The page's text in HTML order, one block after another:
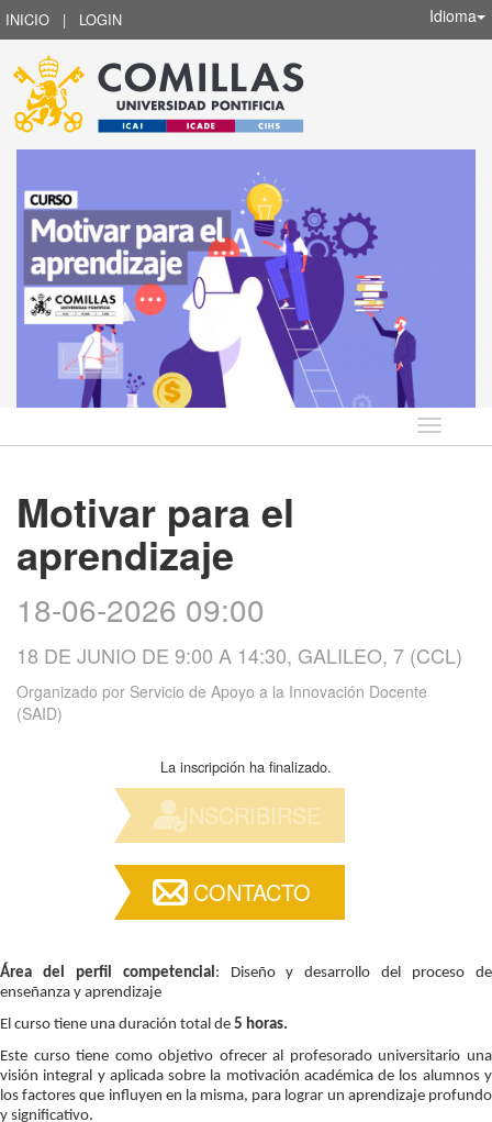
INICIO | LOGIN Idioma
Idioma
Motivar para el
aprendizaje
18-06-2026 09:00
18 DE JUNIO DE 9:00 A 14:30, GALILEO, 7 (CCL)
Organizado por Servicio de Apoyo a la Innovación Docente
(SAID)
La inscripción ha finalizado.
INSCRIBIRSE
CONTACTO
Área del perfil competencial : Diseño y desarrollo del proceso de
enseñanza y aprendizaje
El curso tiene una duración total de 5 horas.
Este curso tiene como objetivo ofrecer al profesorado universitario una
visión integral y aplicada sobre la motivación académica de los alumnos y
los factores que influyen en la misma, para lograr un aprendizaje profundo
y significativo.